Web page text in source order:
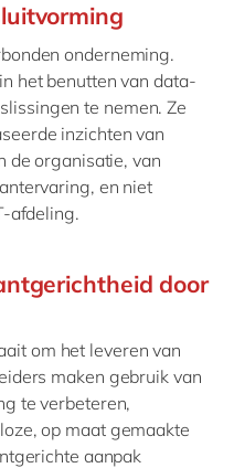
onderneming.
het benutten van data-
te nemen. Ze
inzichten van
de organisatie, van
en niet
afdeling.
door
om het leveren van
maken gebruik van
te verbeteren,
op maat gemaakte
aanpak